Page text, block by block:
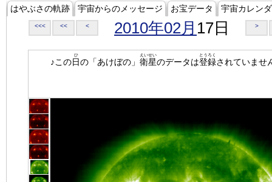
はやぶさの軌跡 宇宙からのメッセージ お宝データ 宇宙カレン
<<< << < 2010年02月 17日 >
♪この日
ひ
の「あけぼの」 衛星
えいせい
のデータは登録
とうろく
されていませ